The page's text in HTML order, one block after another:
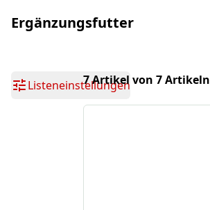
Ergänzungsfutter
Listeneinstellungen7 Artikel von 7 Artikeln